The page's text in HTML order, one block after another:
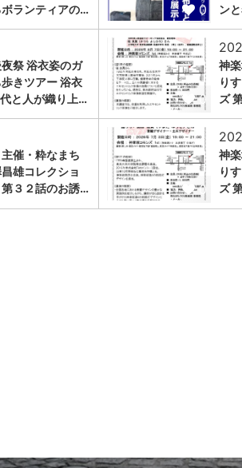
ランティアの…
0
ン
祭 浴衣姿のガ
きツアー 浴衣
と人が織り上…
0
神
り
ズ
催・粋なまち
雄コレクショ
３２話のお誘…
0
神
り
ズ